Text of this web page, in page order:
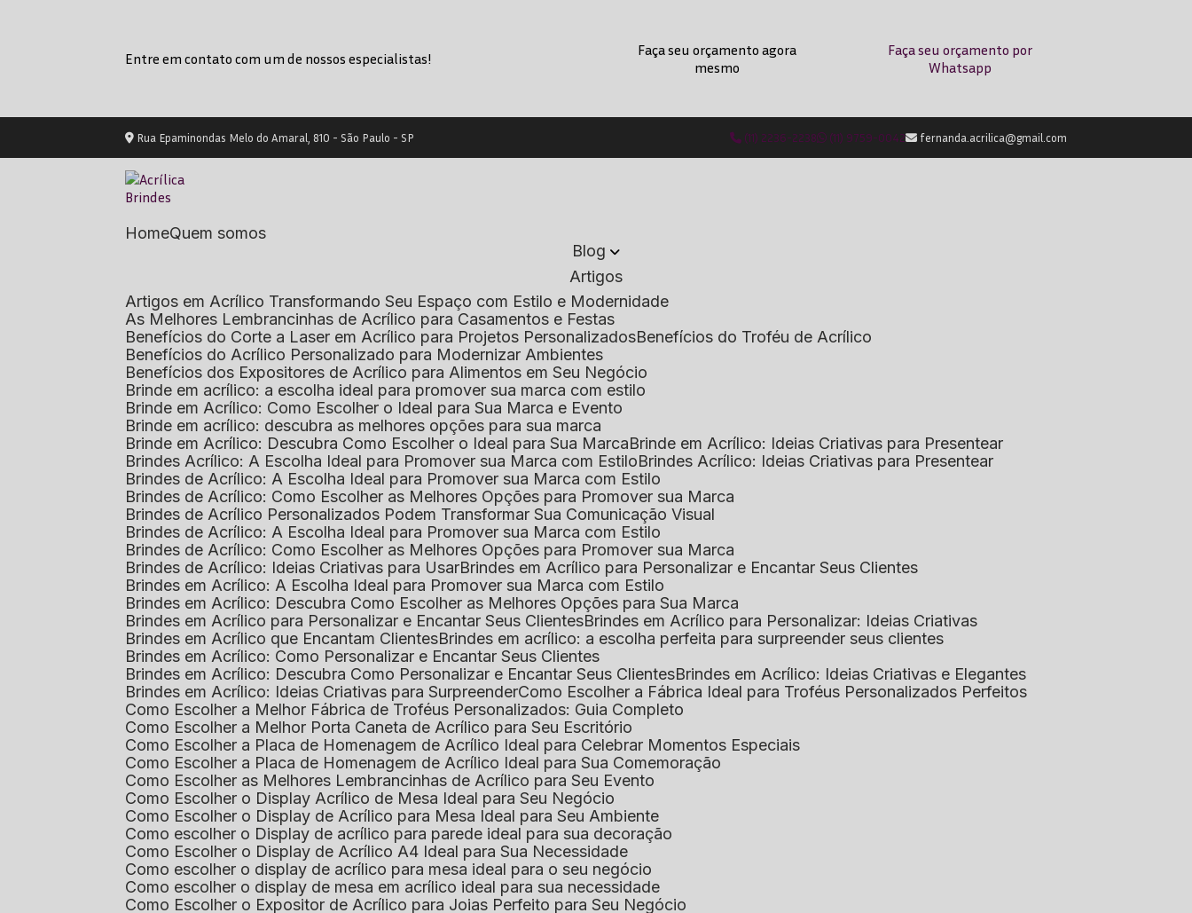
Entre em contato com um de nossos especialistas!
Faça seu orçamento agora
mesmo
Faça seu orçamento por
Whatsapp
Rua Epaminondas Melo do Amaral, 810 - São Paulo - SP (11) 2236-2238 (11) 9759-0042 fernanda.acrilica@gmail.com
Home
Quem somos
Blog
Artigos
Artigos em Acrílico Transformando Seu Espaço com Estilo e Modernidade
As Melhores Lembrancinhas de Acrílico para Casamentos e Festas
Benefícios do Corte a Laser em Acrílico para Projetos Personalizados
Benefícios do Troféu de Acrílico
Benefícios do Acrílico Personalizado para Modernizar Ambientes
Benefícios dos Expositores de Acrílico para Alimentos em Seu Negócio
Brinde em acrílico: a escolha ideal para promover sua marca com estilo
Brinde em Acrílico: Como Escolher o Ideal para Sua Marca e Evento
Brinde em acrílico: descubra as melhores opções para sua marca
Brinde em Acrílico: Descubra Como Escolher o Ideal para Sua Marca
Brinde em Acrílico: Ideias Criativas para Presentear
Brindes Acrílico: A Escolha Ideal para Promover sua Marca com Estilo
Brindes Acrílico: Ideias Criativas para Presentear
Brindes de Acrílico: A Escolha Ideal para Promover sua Marca com Estilo
Brindes de Acrílico: Como Escolher as Melhores Opções para Promover sua Marca
Brindes de Acrílico Personalizados Podem Transformar Sua Comunicação Visual
Brindes de Acrílico: A Escolha Ideal para Promover sua Marca com Estilo
Brindes de Acrílico: Como Escolher as Melhores Opções para Promover sua Marca
Brindes de Acrílico: Ideias Criativas para Usar
Brindes em Acrílico para Personalizar e Encantar Seus Clientes
Brindes em Acrílico: A Escolha Ideal para Promover sua Marca com Estilo
Brindes em Acrílico: Descubra Como Escolher as Melhores Opções para Sua Marca
Brindes em Acrílico para Personalizar e Encantar Seus Clientes
Brindes em Acrílico para Personalizar: Ideias Criativas
Brindes em Acrílico que Encantam Clientes
Brindes em acrílico: a escolha perfeita para surpreender seus clientes
Brindes em Acrílico: Como Personalizar e Encantar Seus Clientes
Brindes em Acrílico: Descubra Como Personalizar e Encantar Seus Clientes
Brindes em Acrílico: Ideias Criativas e Elegantes
Brindes em Acrílico: Ideias Criativas para Surpreender
Como Escolher a Fábrica Ideal para Troféus Personalizados Perfeitos
Como Escolher a Melhor Fábrica de Troféus Personalizados: Guia Completo
Como Escolher a Melhor Porta Caneta de Acrílico para Seu Escritório
Como Escolher a Placa de Homenagem de Acrílico Ideal para Celebrar Momentos Especiais
Como Escolher a Placa de Homenagem de Acrílico Ideal para Sua Comemoração
Como Escolher as Melhores Lembrancinhas de Acrílico para Seu Evento
Como Escolher o Display Acrílico de Mesa Ideal para Seu Negócio
Como Escolher o Display de Acrílico para Mesa Ideal para Seu Ambiente
Como escolher o Display de acrílico para parede ideal para sua decoração
Como Escolher o Display de Acrílico A4 Ideal para Sua Necessidade
Como escolher o display de acrílico para mesa ideal para o seu negócio
Como escolher o display de mesa em acrílico ideal para sua necessidade
Como Escolher o Expositor de Acrílico para Joias Perfeito para Seu Negócio